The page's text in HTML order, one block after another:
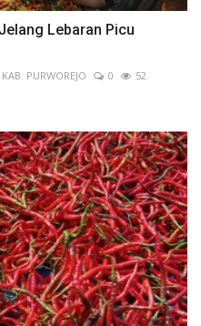
Lebaran Picu
KAB. PURWOREJO 0
52